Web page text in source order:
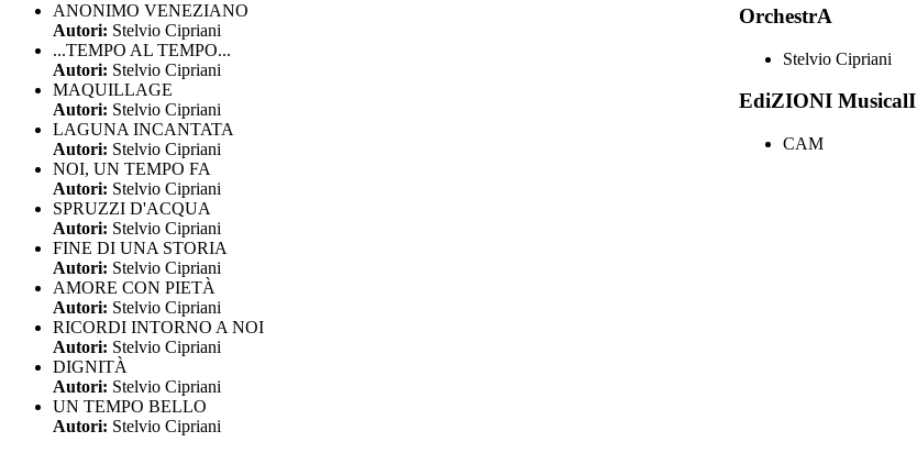
ANONIMO VENEZIANO
Autori: Stelvio Cipriani
...TEMPO AL TEMPO...
Autori: Stelvio Cipriani
MAQUILLAGE
Autori: Stelvio Cipriani
LAGUNA INCANTATA
Autori: Stelvio Cipriani
NOI, UN TEMPO FA
Autori: Stelvio Cipriani
SPRUZZI D'ACQUA
Autori: Stelvio Cipriani
FINE DI UNA STORIA
Autori: Stelvio Cipriani
AMORE CON PIETÀ
Autori: Stelvio Cipriani
RICORDI INTORNO A NOI
Autori: Stelvio Cipriani
DIGNITÀ
Autori: Stelvio Cipriani
UN TEMPO BELLO
Autori: Stelvio Cipriani
OrchestrA
Stelvio Cipriani
EdiZIONI MusicalI
CAM